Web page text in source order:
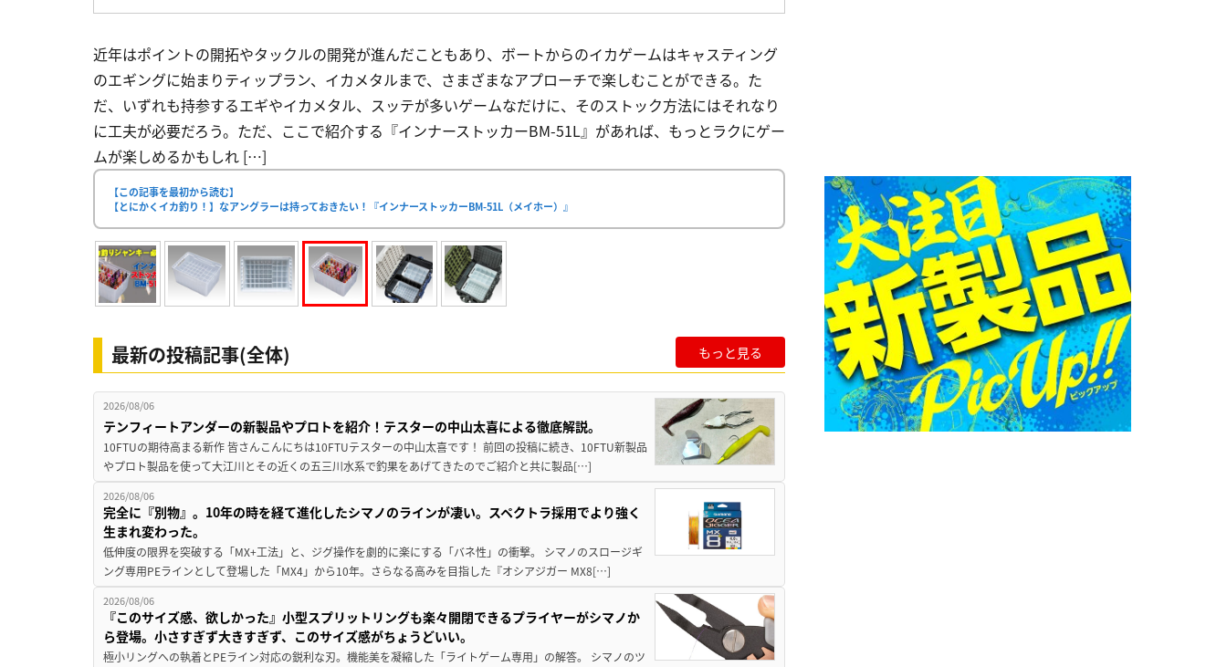
近年はポイントの開拓やタックルの開発が進んだこともあり、ボートからのイカゲームはキャスティング
のエギングに始まりティップラン、イカメタルまで、さまざまなアプローチで楽しむことができる。た
だ、いずれも持参するエギやイカメタル、スッテが多いゲームなだけに、そのストック方法にはそれなり
に工夫が必要だろう。ただ、ここで紹介する『インナーストッカーBM-51L』があれば、もっとラクにゲー
ムが楽しめるかもしれ […]
【この記事を最初から読む】
【とにかくイカ釣り！】なアングラーは持っておきたい！『インナーストッカーBM-51L（メイホー）』
最新の投稿記事(全体) もっと見る
2026/08/06
テンフィートアンダーの新製品やプロトを紹介！テスターの中山太喜による徹底解説。
10FTUの期待高まる新作 皆さんこんにちは10FTUテスターの中山太喜です！ 前回の投稿に続き、10FTU新製品
やプロト製品を使って大江川とその近くの五三川水系で釣果をあげてきたのでご紹介と共に製品[…]
2026/08/06
完全に『別物』。10年の時を経て進化したシマノのラインが凄い。スペクトラ採用でより強く
生まれ変わった。
低伸度の限界を突破する「MX+工法」と、ジグ操作を劇的に楽にする「バネ性」の衝撃。 シマノのスロージギ
ング専用PEラインとして登場した「MX4」から10年。さらなる高みを目指した『オシアジガー MX8[…]
2026/08/06
『このサイズ感、欲しかった』小型スプリットリングも楽々開閉できるプライヤーがシマノか
ら登場。小さすぎず大きすぎず、このサイズ感がちょうどいい。
極小リングへの執着とPEライン対応の鋭利な刃。機能美を凝縮した「ライトゲーム専用」の解答。 シマノのツ